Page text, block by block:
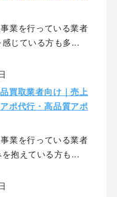
業を行っている業者
じている方も多...
買取業者向け｜売上
ポ代行・高品質アポ
業を行っている業者
抱えている方も...